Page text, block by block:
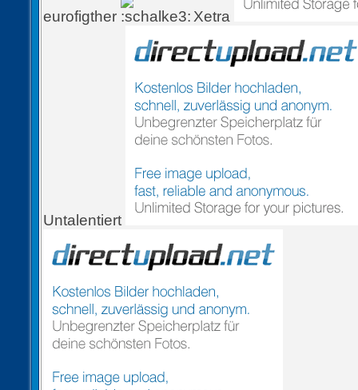
eurofigther Xetra
Untalentiert